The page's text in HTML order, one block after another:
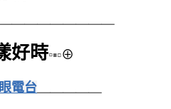
好時▫▪▫⊕
電台